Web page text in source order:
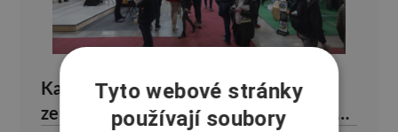
Každý sedmý rodinný dům v Česku je
ze dřeva. Co dřevostavby nabízejí svým
Tyto webové stránky
používají soubory